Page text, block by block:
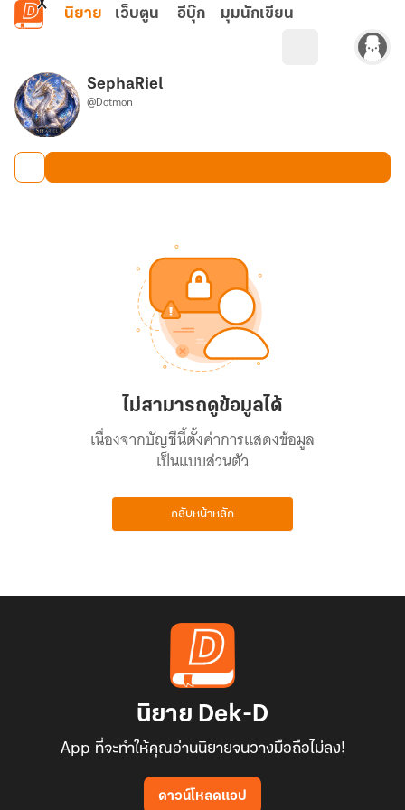
ข้ามไปยังเนื้อหาหลัก
นิยาย เว็บตูน อีบุ๊ก มุมนักเขียน
SephaRiel
@Dotmon
ไม่สามารถดูข้อมูลได้
เนื่องจากบัญชีนี้ตั้งค่าการแสดงข้อมูล
เป็นแบบส่วนตัว
กลับหน้าหลัก
นิยาย Dek-D
App ที่จะทำให้คุณอ่านนิยายจนวางมือถือไม่ลง!
ดาวน์โหลดแอป